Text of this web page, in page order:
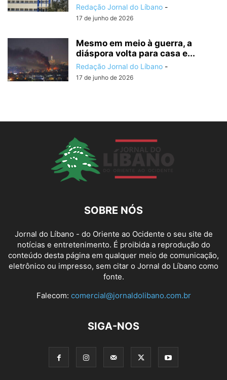
Redação Jornal do Líbano -
17 de junho de 2026
Mesmo em meio à guerra, a
diáspora volta para casa e...
Redação Jornal do Líbano -
17 de junho de 2026
SOBRE NÓS
Jornal do Líbano - do Oriente ao Ocidente o seu site de
notícias e entretenimento. É proibida a reprodução do
conteúdo desta página em qualquer meio de comunicação,
eletrônico ou impresso, sem citar o Jornal do Líbano como
fonte.
Falecom: comercial@jornaldolibano.com.br
SIGA-NOS